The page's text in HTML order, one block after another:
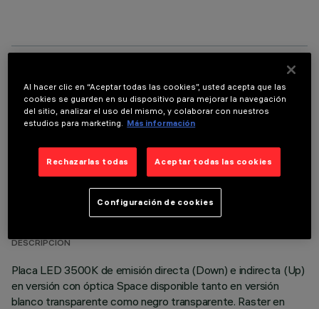
COMPONENTES OPCIONALES
DATOS TÉCNICOS
ÚLTIMA ACTUALIZACIÓN: 02/08/2026
DESCRIPCIÓN
Placa LED 3500K de emisión directa (Down) e indirecta (Up)
en versión con óptica Space disponible tanto en versión
blanco transparente como negro transparente. Raster en
Al hacer clic en “Aceptar todas las cookies”, usted acepta que las
cookies se guarden en su dispositivo para mejorar la navegación
del sitio, analizar el uso del mismo, y colaborar con nuestros
estudios para marketing. Más información
Rechazarlas todas Aceptar todas las cookies
Configuración de cookies